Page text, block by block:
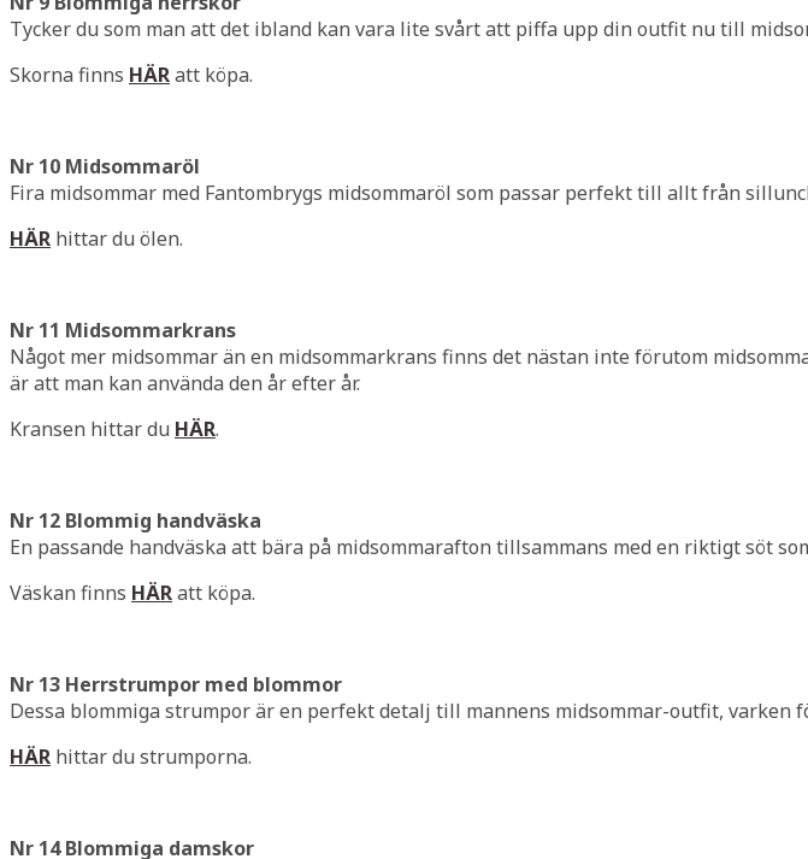
Tycker du som man att det ibland kan vara lite svårt att piffa upp din outfit nu till
Skorna finns HÄRatt köpa.
Nr 10 Midsommaröl
Fira midsommar med Fantombrygs midsommaröl som passar perfekt till allt från
HÄR hittar du ölen.
Nr 11 Midsommarkrans
Något mer midsommar än en midsommarkrans finns det nästan inte förutom
är att man kan använda den år efter år.
Kransen hittar du HÄR.
Nr 12 Blommig handväska
En passande handväska att bära på midsommarafton tillsammans med en riktigt söt
Väskan finns HÄRatt köpa.
Nr 13 Herrstrumpor med blommor
Dessa blommiga strumpor är en perfekt detalj till mannens midsommar-outfit, varken
HÄR hittar du strumporna.
Nr 14 Blommiga damskor